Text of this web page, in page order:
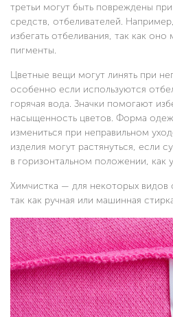
третьи могут быть повреждены
средств, отбеливателей.
избегать отбеливания, так как
пигменты.
Цветные вещи могут линять при
особенно если используются
горячая вода. Значки помогают
насыщенность цветов. Форма
измениться при неправильном
изделия могут растянуться, если
в горизонтальном положении, как
Химчистка — для некоторых видов
так как ручная или машинная